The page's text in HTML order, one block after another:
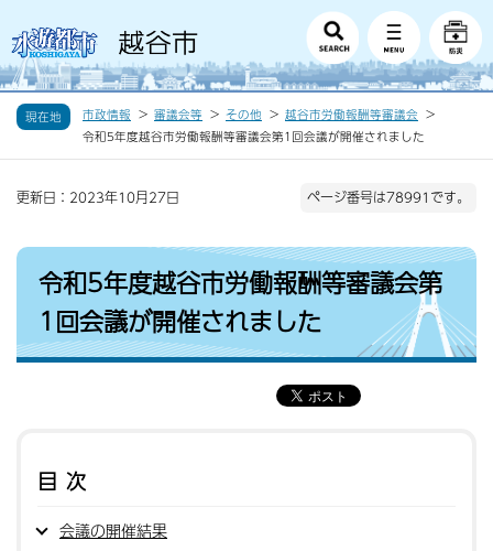
現在地 市政情報 審議会等 その他
越谷市労働報酬等審議会
令和5年度越谷市労働報酬等審議会第1回会議が開催されました
更新日：2023年10月27日 ページ番号は78991です。
令和5年度越谷市労働報酬等審議会第
1回会議が開催されました
目次
会議の開催結果